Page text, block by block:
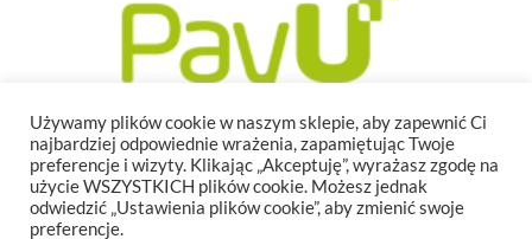
Używamy plików cookie w naszym sklepie, aby zapewnić Ci
najbardziej odpowiednie wrażenia, zapamiętując Twoje
preferencje i wizyty. Klikając „Akceptuję”, wyrażasz zgodę na
użycie WSZYSTKICH plików cookie. Możesz jednak
odwiedzić „Ustawienia plików cookie”, aby zmienić swoje
preferencje.